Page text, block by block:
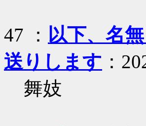
47 ： 以下、名
送りします ：
舞妓